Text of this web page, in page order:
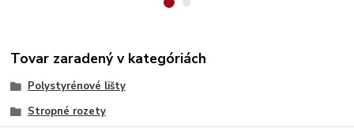
Tovar zaradený v kategóriách
Polystyrénové lišty
Stropné rozety